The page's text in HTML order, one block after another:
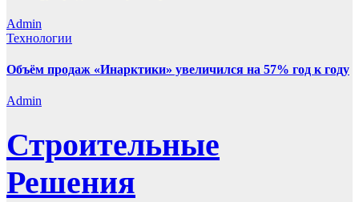
Admin
Технологии
Объём продаж «Инарктики» увеличился на 57% год к году
Admin
Строительные
Решения